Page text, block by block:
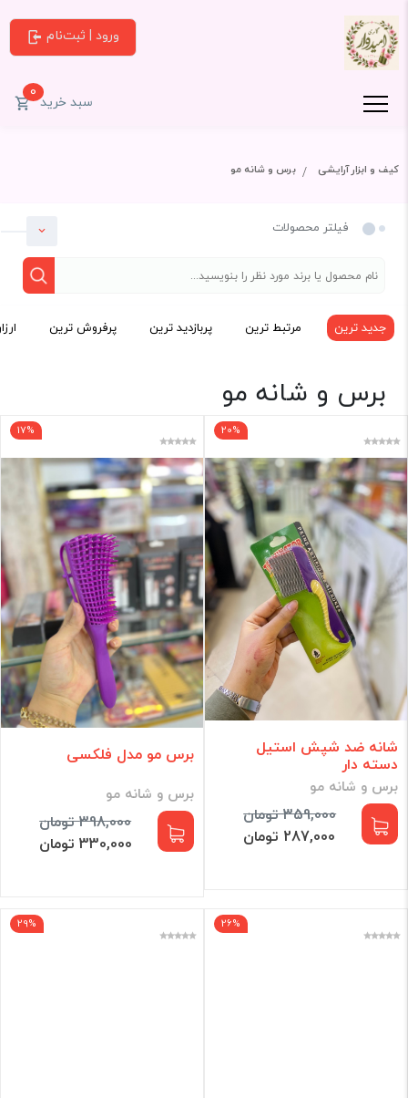
ورود | ثبت‌نام
سبد خرید0
کیف و ابزار آرایشی برس و شانه مو
فیلتر محصولات
دسته بندی
کیف و ابزار آرایشی
برند
فقط کالاهای موجود
فیلتر براساس قیمت :
قیمت:0 - 549,000 تومان
فیلتر
جدید ترین مرتبط ترین پربازدید ترین پرفروش ترین
برس و شانه مو
20%
شانه ضد شپش استیل
دسته دار
برس و شانه مو
359,000 تومان
287,000 تومان
17%
برس مو مدل فلکسی
برس و شانه مو
398,000 تومان
330,000 تومان
26%
29%